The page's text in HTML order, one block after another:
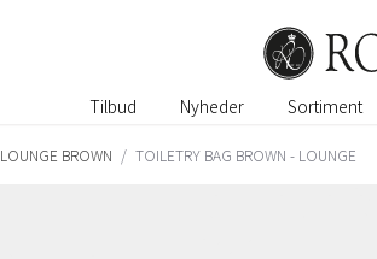
Tilbud Nyheder Sortiment
LOUNGE BROWN / TOILETRY BAG BROWN - LOUNGE